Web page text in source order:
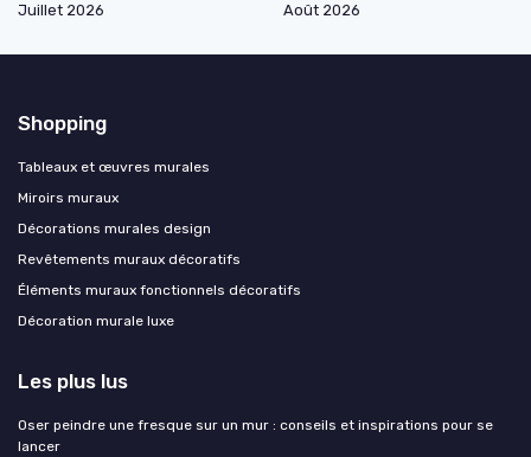
Juillet 2026
Août 2026
Shopping
Tableaux et œuvres murales
Miroirs muraux
Décorations murales design
Revêtements muraux décoratifs
Éléments muraux fonctionnels décoratifs
Décoration murale luxe
Les plus lus
Oser peindre une fresque sur un mur : conseils et inspirations pour se
lancer